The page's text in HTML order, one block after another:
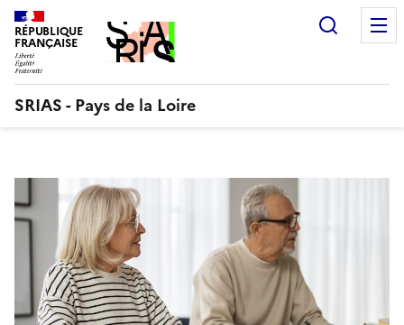
Aller
au
contenu
RÉPUBLIQUE
FRANÇAISE
SRIAS - Pays de la Loire